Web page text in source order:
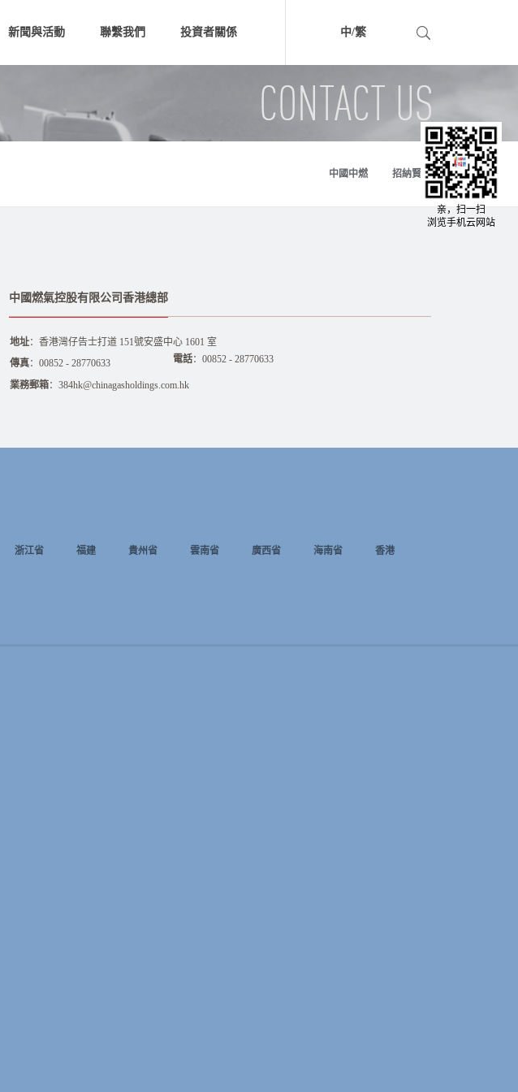
新聞與活動 聯繫我們 投資者關係 中/繁
中國中燃 招納賢士
中國燃氣控股有限公司香港總部
地址：香港灣仔告士打道 151號安盛中心 1601 室
傳真：00852 - 28770633 電話：00852 - 28770633
業務郵箱： 384hk@chinagasholdings.com.hk
浙江省 福建 貴州省 雲南省 廣西省 海南省 香港
亲，扫一扫
浏览手机云网站